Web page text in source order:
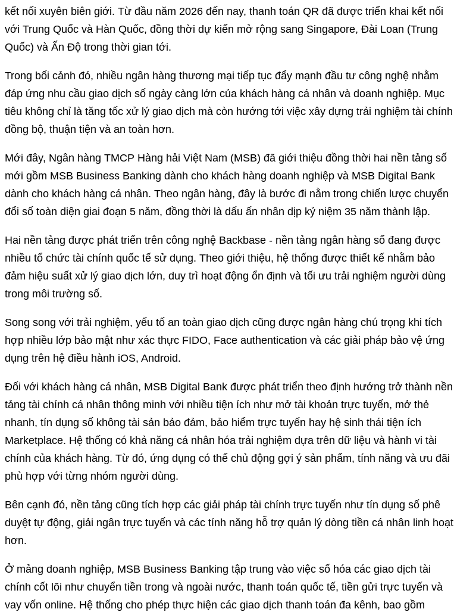
kết nối xuyên biên giới. Từ đầu năm 2026 đến nay, thanh toán QR đã được triển khai kết nối
với Trung Quốc và Hàn Quốc, đồng thời dự kiến mở rộng sang Singapore, Đài Loan (Trung
Quốc) và Ấn Độ trong thời gian tới.
Trong bối cảnh đó, nhiều ngân hàng thương mại tiếp tục đẩy mạnh đầu tư công nghệ nhằm
đáp ứng nhu cầu giao dịch số ngày càng lớn của khách hàng cá nhân và doanh nghiệp. Mục
tiêu không chỉ là tăng tốc xử lý giao dịch mà còn hướng tới việc xây dựng trải nghiệm tài chính
đồng bộ, thuận tiện và an toàn hơn.
Mới đây, Ngân hàng TMCP Hàng hải Việt Nam (MSB) đã giới thiệu đồng thời hai nền tảng số
mới gồm MSB Business Banking dành cho khách hàng doanh nghiệp và MSB Digital Bank
dành cho khách hàng cá nhân. Theo ngân hàng, đây là bước đi nằm trong chiến lược chuyển
đổi số toàn diện giai đoạn 5 năm, đồng thời là dấu ấn nhân dịp kỷ niệm 35 năm thành lập.
Hai nền tảng được phát triển trên công nghệ Backbase - nền tảng ngân hàng số đang được
nhiều tổ chức tài chính quốc tế sử dụng. Theo giới thiệu, hệ thống được thiết kế nhằm bảo
đảm hiệu suất xử lý giao dịch lớn, duy trì hoạt động ổn định và tối ưu trải nghiệm người dùng
trong môi trường số.
Song song với trải nghiệm, yếu tố an toàn giao dịch cũng được ngân hàng chú trọng khi tích
hợp nhiều lớp bảo mật như xác thực FIDO, Face authentication và các giải pháp bảo vệ ứng
dụng trên hệ điều hành iOS, Android.
Đối với khách hàng cá nhân, MSB Digital Bank được phát triển theo định hướng trở thành nền
tảng tài chính cá nhân thông minh với nhiều tiện ích như mở tài khoản trực tuyến, mở thẻ
nhanh, tín dụng số không tài sản bảo đảm, bảo hiểm trực tuyến hay hệ sinh thái tiện ích
Marketplace. Hệ thống có khả năng cá nhân hóa trải nghiệm dựa trên dữ liệu và hành vi tài
chính của khách hàng. Từ đó, ứng dụng có thể chủ động gợi ý sản phẩm, tính năng và ưu đãi
phù hợp với từng nhóm người dùng.
Bên cạnh đó, nền tảng cũng tích hợp các giải pháp tài chính trực tuyến như tín dụng số phê
duyệt tự động, giải ngân trực tuyến và các tính năng hỗ trợ quản lý dòng tiền cá nhân linh hoạt
hơn.
Ở mảng doanh nghiệp, MSB Business Banking tập trung vào việc số hóa các giao dịch tài
chính cốt lõi như chuyển tiền trong và ngoài nước, thanh toán quốc tế, tiền gửi trực tuyến và
vay vốn online. Hệ thống cho phép thực hiện các giao dịch thanh toán đa kênh, bao gồm